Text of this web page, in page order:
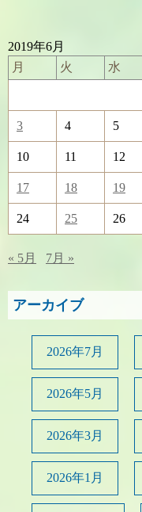
2019年6月
月
火 水
3 4 5
10 11 12
17 18 19
24 25 26
« 5月 7月 »
アーカイブ
2026年7月
2026年5月
2026年3月
2026年1月